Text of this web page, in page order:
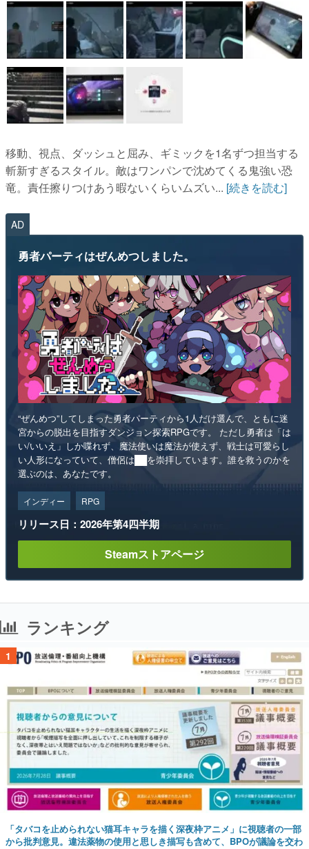
移動、視点、ダッシュと屈み、ギミックを1名ずつ担当する
斬新すぎるスタイル。敵はワンパンで沈めてくる鬼強い恐
竜。責任擦りつけあう暇ないくらいムズい... [続きを読む]
AD
勇者パーティはぜんめつしました。
“ぜんめつ”してしまった勇者パーティから1人だけ選んで、ともに迷
宮からの脱出を目指すダンジョン探索RPGです。 ただし勇者は「は
い/いいえ」しか喋れず、魔法使いは魔法が使えず、戦士は可愛らし
い人形になっていて、僧侶は██を崇拝しています。誰を救うのかを
選ぶのは、あなたです。
インディー RPG
リリース日：2026年第4四半期
Steamストアページ
ランキング
1
「タバコを止められない猫耳キャラを描く深夜枠アニメ」に視聴者の一部
から批判意見。違法薬物の使用と思しき描写も含めて、BPOが議論を交わ